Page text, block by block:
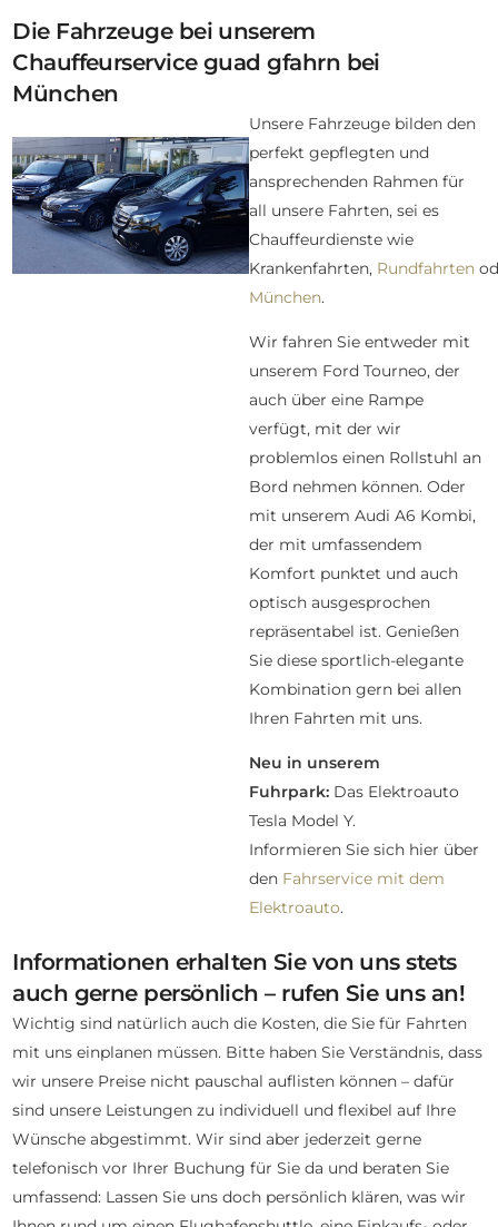
Die Fahrzeuge bei unserem
Chauffeurservice guad gfahrn bei
München
Unsere Fahrzeuge bilden den
perfekt gepflegten und
ansprechenden Rahmen für
all unsere Fahrten, sei es
Chauffeurdienste wie
Krankenfahrten, Rundfahrten
München.
Wir fahren Sie entweder mit
unserem Ford Tourneo, der
auch über eine Rampe
verfügt, mit der wir
problemlos einen Rollstuhl an
Bord nehmen können. Oder
mit unserem Audi A6 Kombi,
der mit umfassendem
Komfort punktet und auch
optisch ausgesprochen
repräsentabel ist. Genießen
Sie diese sportlich-elegante
Kombination gern bei allen
Ihren Fahrten mit uns.
Neu in unserem
Fuhrpark: Das Elektroauto
Tesla Model Y.
Informieren Sie sich hier über
den Fahrservice mit dem
Elektroauto.
Informationen erhalten Sie von uns stets
auch gerne persönlich – rufen Sie uns an!
Wichtig sind natürlich auch die Kosten, die Sie für Fahrten
mit uns einplanen müssen. Bitte haben Sie Verständnis, dass
wir unsere Preise nicht pauschal auflisten können – dafür
sind unsere Leistungen zu individuell und flexibel auf Ihre
Wünsche abgestimmt. Wir sind aber jederzeit gerne
telefonisch vor Ihrer Buchung für Sie da und beraten Sie
umfassend: Lassen Sie uns doch persönlich klären, was wir